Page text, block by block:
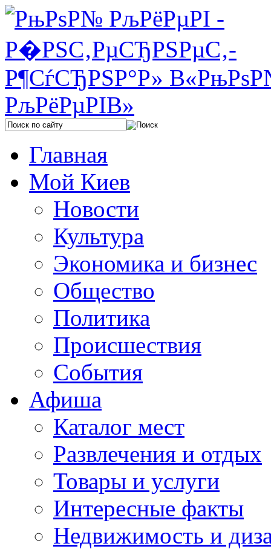
Главная
Мой Киев
Новости
Культура
Экономика и бизнес
Общество
Политика
Происшествия
События
Афиша
Каталог мест
Развлечения и отдых
Товары и услуги
Интересные факты
Недвижимость и